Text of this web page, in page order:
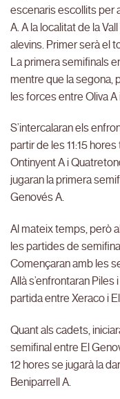
escenaris escollits per
A. A la localitat de la
alevins. Primer serà el
La primera semifinals
mentre que la segona,
les forces entre Oliva A
S’intercalaran els
partir de les 11:15
Ontinyent A i
jugaran la primera
Genovés A.
Al mateix temps, però
les partides de
Començaran amb les
Allà s’enfrontaran
partida entre Xeraco i
Quant als cadets,
semifinal entre El
12 hores se jugarà la
Beniparrell A.